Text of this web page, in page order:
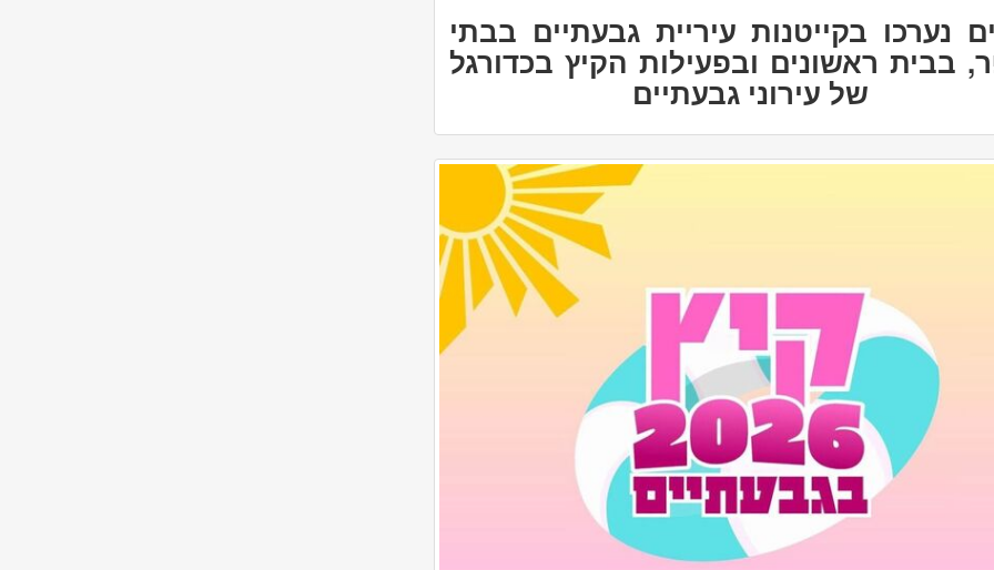
נערכו בקייטנות עיריית גבעתיים בבתי
בבית ראשונים ובפעילות הקיץ בכדורגל
של עירוני גבעתיים